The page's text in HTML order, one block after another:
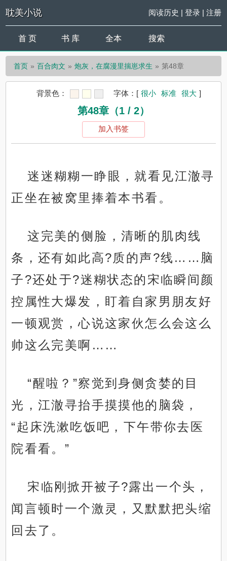
耽美小说 阅读历史 | 登录| 注册
首 页 书 库 全本 搜索
首页 百合肉文 炮灰，在腐漫里揣崽求生 第48章
背景色： 字体： [ 很小 标准 很大 ]
第48章（1 / 2）
加入书签
迷迷糊糊一睁眼，就看见江澈寻
正坐在被窝里捧着本书看。
这完美的侧脸，清晰的肌肉线
条，还有如此高?质的声?线……脑
子?还处于?迷糊状态的宋临瞬间颜
控属性大爆发，盯着自家男朋友好
一顿观赏，心说这家伙怎么会这么
帅这么完美啊……
“醒啦？”察觉到身侧贪婪的目
光，江澈寻抬手摸摸他的脑袋，
“起床洗漱吃饭吧，下午带你去医
院看看。”
宋临刚掀开被子?露出一个头，
闻言顿时一个激灵，又默默把头缩
回去了。